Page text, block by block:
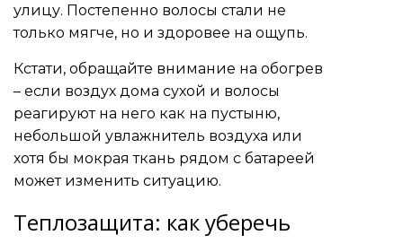
улицу. Постепенно волосы стали не
только мягче, но и здоровее на ощупь.
Кстати, обращайте внимание на обогрев
– если воздух дома сухой и волосы
реагируют на него как на пустыню,
небольшой увлажнитель воздуха или
хотя бы мокрая ткань рядом с батареей
может изменить ситуацию.
Теплозащита: как уберечь